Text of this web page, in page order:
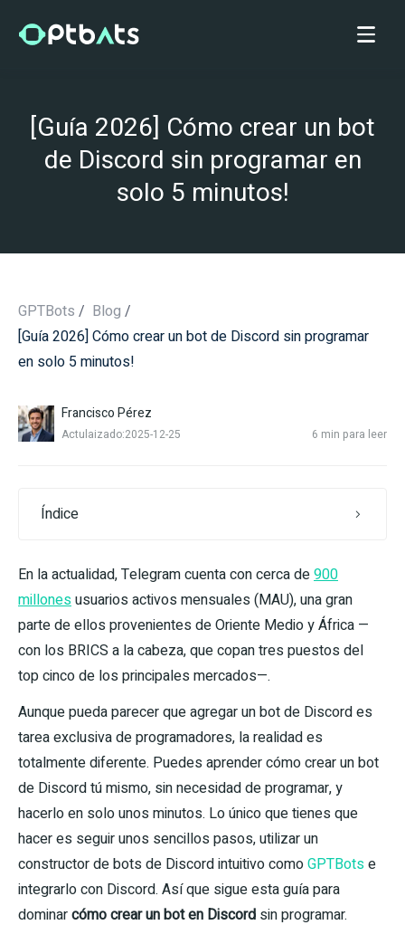
[Guía 2026] Cómo crear un bot
de Discord sin programar en
solo 5 minutos!
GPTBots / Blog /
[Guía 2026] Cómo crear un bot de Discord sin programar
en solo 5 minutos!
Francisco Pérez
Actulaizado:2025-12-25 6 min para leer
Índice
En la actualidad, Telegram cuenta con cerca de900
millonesusuarios activos mensuales (MAU), una gran
parte de ellos provenientes de Oriente Medio y África —
con los BRICS a la cabeza, que copan tres puestos del
top cinco de los principales mercados—.
Aunque pueda parecer que agregar un bot de Discord es
tarea exclusiva de programadores, la realidad es
totalmente diferente. Puedes aprender cómo crear un bot
de Discord tú mismo, sin necesidad de programar, y
hacerlo en solo unos minutos. Lo único que tienes que
hacer es seguir unos sencillos pasos, utilizar un
constructor de bots de Discord intuitivo comoGPTBotse
integrarlo con Discord. Así que sigue esta guía para
dominarcómo crear un bot en Discord sin programar.